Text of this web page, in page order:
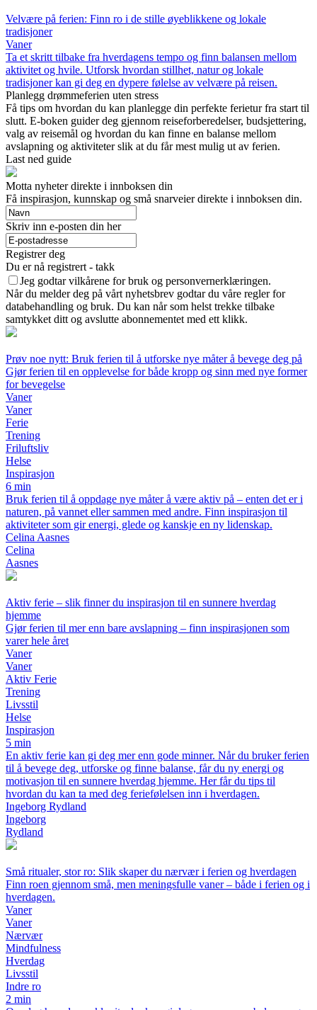
Velvære på ferien: Finn ro i de stille øyeblikkene og lokale
tradisjoner
Vaner
Ta et skritt tilbake fra hverdagens tempo og finn balansen mellom
aktivitet og hvile. Utforsk hvordan stillhet, natur og lokale
tradisjoner kan gi deg en dypere følelse av velvære på reisen.
Planlegg drømmeferien uten stress
Få tips om hvordan du kan planlegge din perfekte ferietur fra start til
slutt. E-boken guider deg gjennom reiseforberedelser, budsjettering,
valg av reisemål og hvordan du kan finne en balanse mellom
avslapning og aktiviteter slik at du får mest mulig ut av ferien.
Last ned guide
Motta nyheter direkte i innboksen din
Få inspirasjon, kunnskap og små snarveier direkte i innboksen din.
Skriv inn e-posten din her
Registrer deg
Du er nå registrert - takk
Jeg godtar vilkårene for bruk og personvernerklæringen.
Når du melder deg på vårt nyhetsbrev godtar du våre regler for
databehandling og bruk. Du kan når som helst trekke tilbake
samtykket ditt og avslutte abonnementet med ett klikk.
Prøv noe nytt: Bruk ferien til å utforske nye måter å bevege deg på
Gjør ferien til en opplevelse for både kropp og sinn med nye former
for bevegelse
Vaner
Vaner
Ferie
Trening
Friluftsliv
Helse
Inspirasjon
6 min
Bruk ferien til å oppdage nye måter å være aktiv på – enten det er i
naturen, på vannet eller sammen med andre. Finn inspirasjon til
aktiviteter som gir energi, glede og kanskje en ny lidenskap.
Celina Aasnes
Celina
Aasnes
Aktiv ferie – slik finner du inspirasjon til en sunnere hverdag
hjemme
Gjør ferien til mer enn bare avslapning – finn inspirasjonen som
varer hele året
Vaner
Vaner
Aktiv Ferie
Trening
Livsstil
Helse
Inspirasjon
5 min
En aktiv ferie kan gi deg mer enn gode minner. Når du bruker ferien
til å bevege deg, utforske og finne balanse, får du ny energi og
motivasjon til en sunnere hverdag hjemme. Her får du tips til
hvordan du kan ta med deg feriefølelsen inn i hverdagen.
Ingeborg Rydland
Ingeborg
Rydland
Små ritualer, stor ro: Slik skaper du nærvær i ferien og hverdagen
Finn roen gjennom små, men meningsfulle vaner – både i ferien og i
hverdagen.
Vaner
Vaner
Nærvær
Mindfulness
Hverdag
Livsstil
Indre ro
2 min